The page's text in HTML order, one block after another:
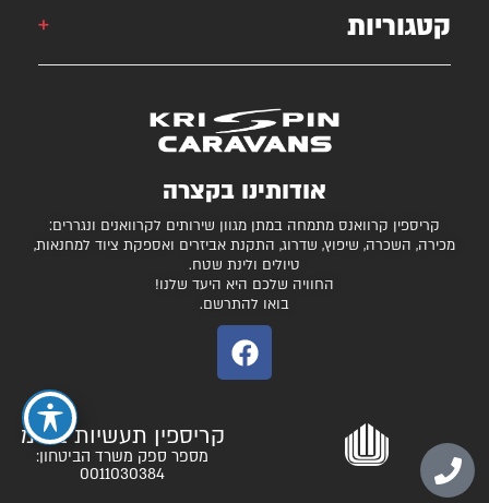
krispincaravans@gmail.com
עצמונה 16, אזה"ת מישור אדומים
קרוואן
השירותים שלנו
חניונים מומלצים
יצירת קשר
קטגוריות
ציוד ואביזרים נלווים
אודותינו בקצרה
קריספין קרוואנס מתמחה במתן מגוון שירותים לקרוואנים ונגררים:
מכירה, השכרה, שיפוץ, שדרוג, התקנת אביזרים ואספקת ציוד למחנאות,
טיולים ולינת שטח.
החוויה שלכם היא היעד שלנו!
בואו להתרשם.
קריספין תעשיות בע"מ
מספר ספק משרד הביטחון:
0011030384